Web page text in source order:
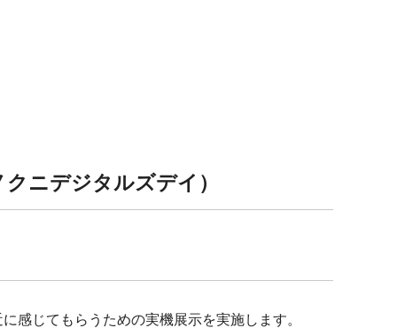
ニデジタルズデイ）
感じてもらうための実機展示を実施します。